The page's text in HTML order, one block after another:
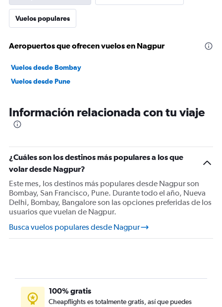
Vuelos populares
Aeropuertos que ofrecen vuelos en Nagpur
Vuelos desde Bombay
Vuelos desde Pune
Información relacionada con tu viaje
¿Cuáles son los destinos más populares a los que
volar desde Nagpur?
Este mes, los destinos más populares desde Nagpur son
Bombay, San Francisco, Pune. Durante todo el año, Nueva
Delhi, Bombay, Bangalore son las opciones preferidas de los
usuarios que vuelan de Nagpur.
Busca vuelos populares desde Nagpur
100% gratis
Cheapflights es totalmente gratis, así que puedes